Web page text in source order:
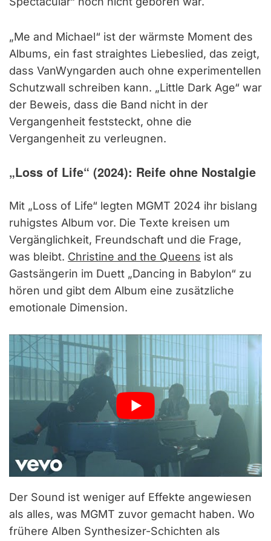
„Me and Michael“ ist der wärmste Moment des
Albums, ein fast straightes Liebeslied, das zeigt,
dass VanWyngarden auch ohne experimentellen
Schutzwall schreiben kann. „Little Dark Age“ war
der Beweis, dass die Band nicht in der
Vergangenheit feststeckt, ohne die
Vergangenheit zu verleugnen.
„Loss of Life“ (2024): Reife ohne Nostalgie
Mit „Loss of Life“ legten MGMT 2024 ihr bislang
ruhigstes Album vor. Die Texte kreisen um
Vergänglichkeit, Freundschaft und die Frage,
was bleibt. Christine and the Queens ist als
Gastsängerin im Duett „Dancing in Babylon“ zu
hören und gibt dem Album eine zusätzliche
emotionale Dimension.
Der Sound ist weniger auf Effekte angewiesen
als alles, was MGMT zuvor gemacht haben. Wo
frühere Alben Synthesizer-Schichten als